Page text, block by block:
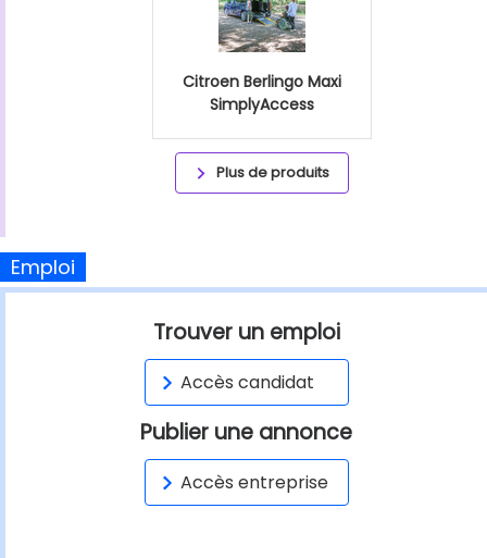
Citroen Berlingo Maxi
SimplyAccess
Plus de produits
Emploi
Trouver un emploi
Accès candidat
Publier une annonce
Accès entreprise